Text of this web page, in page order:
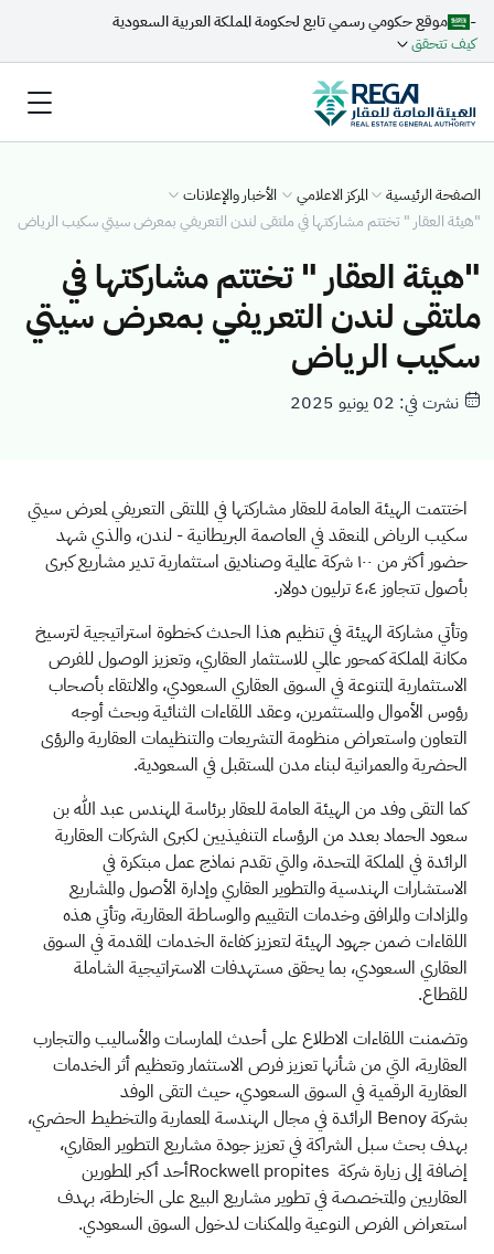
-
موقع حكومي رسمي تابع لحكومة المملكة العربية السعودية
كيف تتحقق
الصفحة الرئيسية المركز الاعلامي
الأخبار والإعلانات
"هيئة العقار " تختتم مشاركتها في ملتقى لندن التعريفي بمعرض سيتي سكيب الرياض
"هيئة العقار " تختتم مشاركتها في
ملتقى لندن التعريفي بمعرض سيتي
سكيب الرياض
نشرت في: 02 يونيو 2025
اختتمت الهيئة العامة للعقار مشاركتها في الملتقى التعريفي لمعرض سيتي
سكيب الرياض المنعقد في العاصمة البريطانية - لندن، والذي شهد
حضور أكثر من ١٠٠ شركة عالمية وصناديق استثمارية تدير مشاريع كبرى
بأصول تتجاوز ٤،٤ ترليون دولار.
وتأتي مشاركة الهيئة في تنظيم هذا الحدث كخطوة استراتيجية لترسيخ
مكانة المملكة كمحور عالمي للاستثمار العقاري، وتعزيز الوصول للفرص
الاستثمارية المتنوعة في السوق العقاري السعودي، والالتقاء بأصحاب
رؤوس الأموال والمستثمرين، وعقد اللقاءات الثنائية وبحث أوجه
التعاون واستعراض منظومة التشريعات والتنظيمات العقارية والرؤى
الحضرية والعمرانية لبناء مدن المستقبل في السعودية.
كما التقى وفد من الهيئة العامة للعقار برئاسة المهندس عبد الله بن
سعود الحماد بعدد من الرؤساء التنفيذيين لكبرى الشركات العقارية
الرائدة في المملكة المتحدة، والتي تقدم نماذج عمل مبتكرة في
الاستشارات الهندسية والتطوير العقاري وإدارة الأصول والمشاريع
والمزادات والمرافق وخدمات التقييم والوساطة العقارية، وتأتي هذه
اللقاءات ضمن جهود الهيئة لتعزيز كفاءة الخدمات المقدمة في السوق
العقاري السعودي، بما يحقق مستهدفات الاستراتيجية الشاملة
للقطاع.
وتضمنت اللقاءات الاطلاع على أحدث الممارسات والأساليب والتجارب
العقارية، التي من شأنها تعزيز فرص الاستثمار وتعظيم أثر الخدمات
العقارية الرقمية في السوق السعودي، حيث التقى الوفد
بشركةBenoy الرائدة في مجال الهندسة المعمارية والتخطيط الحضري،
بهدف بحث سبل الشراكة في تعزيز جودة مشاريع التطوير العقاري،
إضافة إلى زيارة شركة
Rockwell propitesأحد أكبر المطورين
العقاريين والمتخصصة في تطوير مشاريع البيع على الخارطة، بهدف
استعراض الفرص النوعية والممكنات لدخول السوق السعودي.